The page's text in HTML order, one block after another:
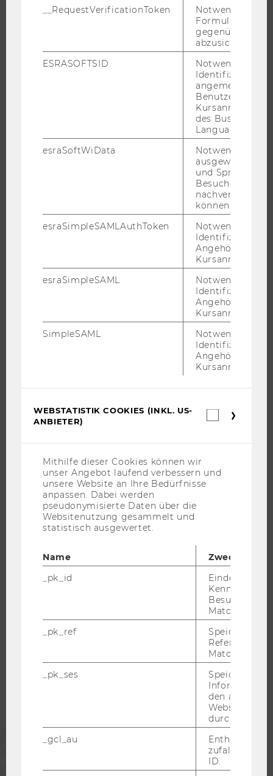
ORGANISATION DER FORSCHUNG
UNIVERSITÄT
ORGANISATION
WIRTSCHAFT UND GESELLSCHAFT
EVENTS ARCHIV
JOBS
RESEARCH CAREER
WELCOME SERVICES
JOBS MIT WU-STUDIUM
KARRIERENETZWERKE AN DER WU
WU COMMUNITY
MITARBEITENDE
__RequestVerificationToken
Notwendig, um
gegenüber
abzusichern.
ESRASOFTSID
Notwendig zur
Identifizierung
angemeldeten
Benutzers im
des Business
Language
esraSoftWiData
Notwendig um
ausgewählte
und
Besuchers
nachverfolgen
können.
esraSimpleSAMLAuthToken
Notwendig zur
Identifizierung
Angehörige/r für
Kursanmeldung.
esraSimpleSAML
Notwendig zur
Identifizierung
Angehörige/r für
Kursanmeldung.
SimpleSAML
Notwendig zur
Identifizierung
Angehörige/r für
Kursanmeldung.
WEBSTATISTIK COOKIES (INKL. US-
ANBIETER)
Mithilfe dieser Cookies können wir
unser Angebot laufend verbessern und
unsere Website an Ihre Bedürfnisse
anpassen. Dabei werden
pseudonymisierte Daten über die
Websitenutzung gesammelt und
statistisch ausgewertet.
Name
Zweck
_pk_id
Eindeutige
Besuchers
Matomo.
_pk_ref
Speicherung
Referrers
Matomo.
_pk_ses
Speicherung
den aktuellen
durch
_gcl_au
Enthält eine
ID.